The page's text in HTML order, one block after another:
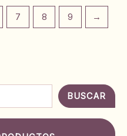
7 8 9 →
BUSCAR